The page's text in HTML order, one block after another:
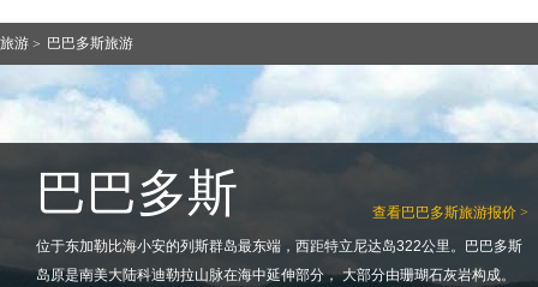
旅游 > 巴巴多斯旅游
查看巴巴多斯旅游报价 >
巴巴多斯
位于东加勒比海小安的列斯群岛最东端，西距特立尼达岛322公里。巴巴多斯
岛原是南美大陆科迪勒拉山脉在海中延伸部分， 大部分由珊瑚石灰岩构成。